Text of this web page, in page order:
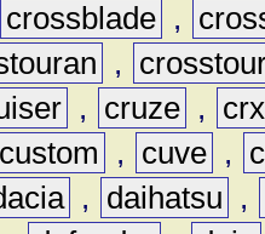
crossblade ,
,
, cruze ,
crx
custom , cuve ,
, daihatsu
,